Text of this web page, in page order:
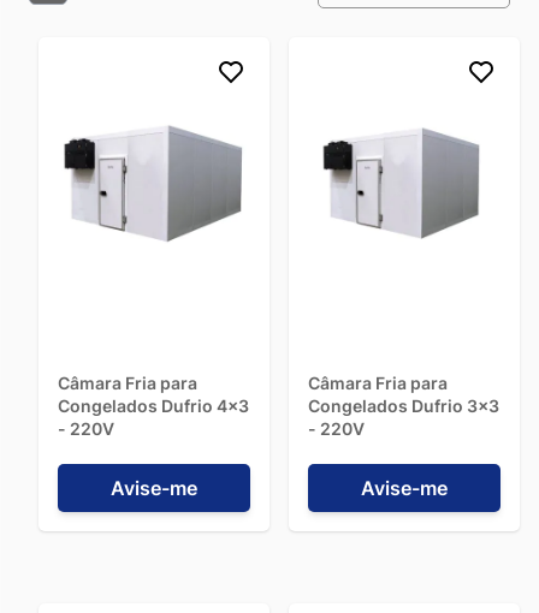
Câmara Fria para
Congelados Dufrio 4x3
- 220V
Avise-me
Câmara Fria para
Congelados Dufrio 3x3
- 220V
Avise-me